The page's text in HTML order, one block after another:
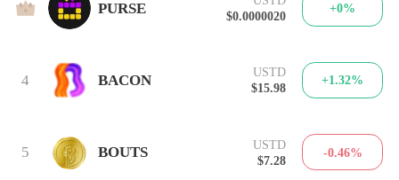
3 PURSE
$0.0000020
+0%
4 BACON
USTD
$15.98
+1.32%
5 BOUTS
USTD
$7.28
-0.46%